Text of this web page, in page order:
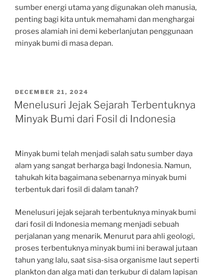
sumber energi utama yang digunakan oleh manusia,
penting bagi kita untuk memahami dan menghargai
proses alamiah ini demi keberlanjutan penggunaan
minyak bumi di masa depan.
POSTED
ON
DECEMBER 21, 2024
Menelusuri Jejak Sejarah Terbentuknya
Minyak Bumi dari Fosil di Indonesia
Minyak bumi telah menjadi salah satu sumber daya
alam yang sangat berharga bagi Indonesia. Namun,
tahukah kita bagaimana sebenarnya minyak bumi
terbentuk dari fosil di dalam tanah?
Menelusuri jejak sejarah terbentuknya minyak bumi
dari fosil di Indonesia memang menjadi sebuah
perjalanan yang menarik. Menurut para ahli geologi,
proses terbentuknya minyak bumi ini berawal jutaan
tahun yang lalu, saat sisa-sisa organisme laut seperti
plankton dan alga mati dan terkubur di dalam lapisan